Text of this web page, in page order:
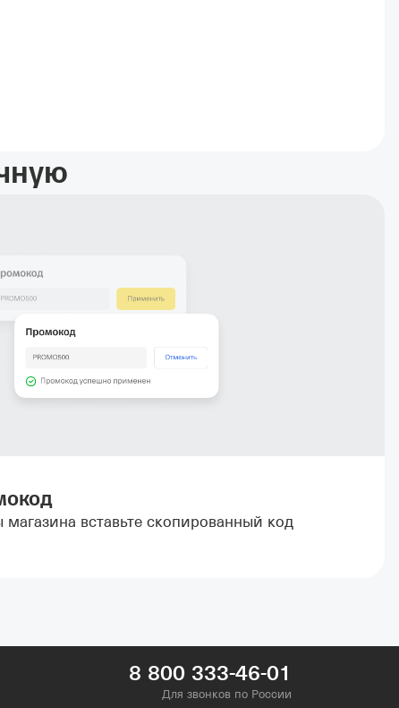
вставьте скопированный код
8 800 333-46-01
Для звонков по России